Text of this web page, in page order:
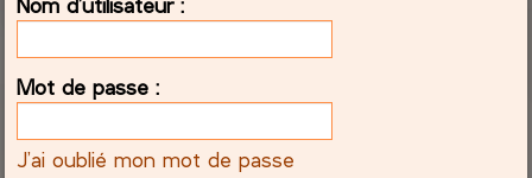
Mot de passe :
J’ai oublié mon mot de passe